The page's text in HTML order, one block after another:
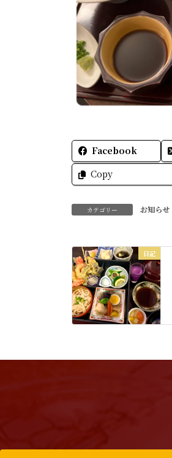
Facebook
Copy
カテゴリー お知らせ
日記